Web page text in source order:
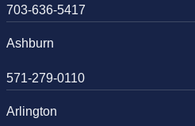
703-636-5417
Ashburn
571-279-0110
Arlington